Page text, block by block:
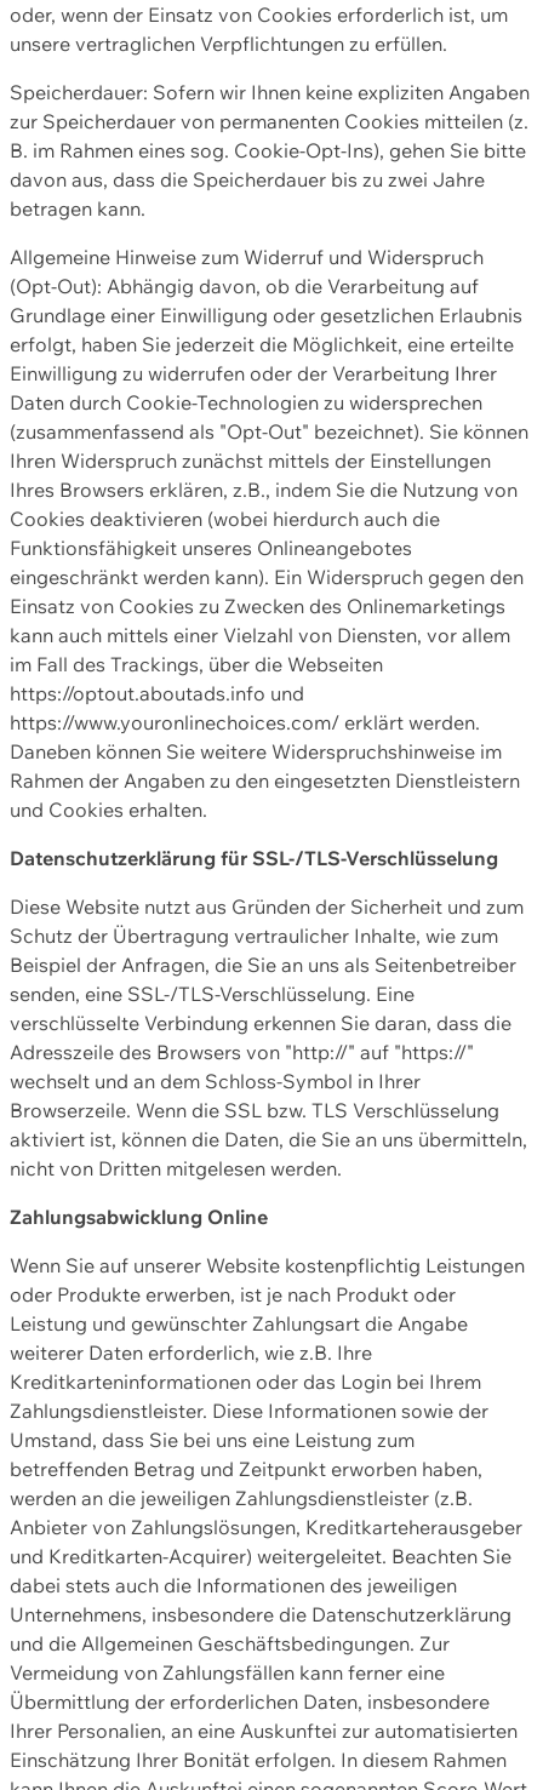
oder, wenn der Einsatz von Cookies erforderlich ist, um
unsere vertraglichen Verpflichtungen zu erfüllen.
Speicherdauer: Sofern wir Ihnen keine expliziten Angaben
zur Speicherdauer von permanenten Cookies mitteilen (z.
B. im Rahmen eines sog. Cookie-Opt-Ins), gehen Sie bitte
davon aus, dass die Speicherdauer bis zu zwei Jahre
betragen kann.
Allgemeine Hinweise zum Widerruf und Widerspruch
(Opt-Out): Abhängig davon, ob die Verarbeitung auf
Grundlage einer Einwilligung oder gesetzlichen Erlaubnis
erfolgt, haben Sie jederzeit die Möglichkeit, eine erteilte
Einwilligung zu widerrufen oder der Verarbeitung Ihrer
Daten durch Cookie-Technologien zu widersprechen
(zusammenfassend als "Opt-Out" bezeichnet). Sie können
Ihren Widerspruch zunächst mittels der Einstellungen
Ihres Browsers erklären, z.B., indem Sie die Nutzung von
Cookies deaktivieren (wobei hierdurch auch die
Funktionsfähigkeit unseres Onlineangebotes
eingeschränkt werden kann). Ein Widerspruch gegen den
Einsatz von Cookies zu Zwecken des Onlinemarketings
kann auch mittels einer Vielzahl von Diensten, vor allem
im Fall des Trackings, über die Webseiten
https://optout.aboutads.info und
https://www.youronlinechoices.com/ erklärt werden.
Daneben können Sie weitere Widerspruchshinweise im
Rahmen der Angaben zu den eingesetzten Dienstleistern
und Cookies erhalten.
Datenschutzerklärung für SSL-/TLS-Verschlüsselung
Diese Website nutzt aus Gründen der Sicherheit und zum
Schutz der Übertragung vertraulicher Inhalte, wie zum
Beispiel der Anfragen, die Sie an uns als Seitenbetreiber
senden, eine SSL-/TLS-Verschlüsselung. Eine
verschlüsselte Verbindung erkennen Sie daran, dass die
Adresszeile des Browsers von "http://" auf "https://"
wechselt und an dem Schloss-Symbol in Ihrer
Browserzeile. Wenn die SSL bzw. TLS Verschlüsselung
aktiviert ist, können die Daten, die Sie an uns übermitteln,
nicht von Dritten mitgelesen werden.
Zahlungsabwicklung Online
Wenn Sie auf unserer Website kostenpflichtig Leistungen
oder Produkte erwerben, ist je nach Produkt oder
Leistung und gewünschter Zahlungsart die Angabe
weiterer Daten erforderlich, wie z.B. Ihre
Kreditkarteninformationen oder das Login bei Ihrem
Zahlungsdienstleister. Diese Informationen sowie der
Umstand, dass Sie bei uns eine Leistung zum
betreffenden Betrag und Zeitpunkt erworben haben,
werden an die jeweiligen Zahlungsdienstleister (z.B.
Anbieter von Zahlungslösungen, Kreditkarteherausgeber
und Kreditkarten-Acquirer) weitergeleitet. Beachten Sie
dabei stets auch die Informationen des jeweiligen
Unternehmens, insbesondere die Datenschutzerklärung
und die Allgemeinen Geschäftsbedingungen. Zur
Vermeidung von Zahlungsfällen kann ferner eine
Übermittlung der erforderlichen Daten, insbesondere
Ihrer Personalien, an eine Auskunftei zur automatisierten
Einschätzung Ihrer Bonität erfolgen. In diesem Rahmen